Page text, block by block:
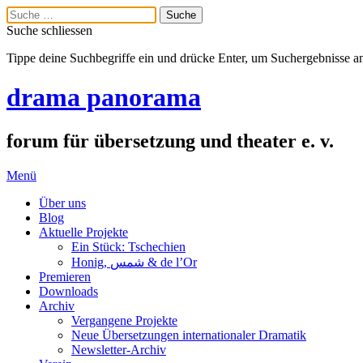
Suche schliessen
Tippe deine Suchbegriffe ein und drücke Enter, um Suchergebnisse
drama panorama
forum für übersetzung und theater e. v.
Menü
Über uns
Blog
Aktuelle Projekte
Ein Stück: Tschechien
Honig, شمس & de l’Or
Premieren
Downloads
Archiv
Vergangene Projekte
Neue Übersetzungen internationaler Dramatik
Newsletter-Archiv